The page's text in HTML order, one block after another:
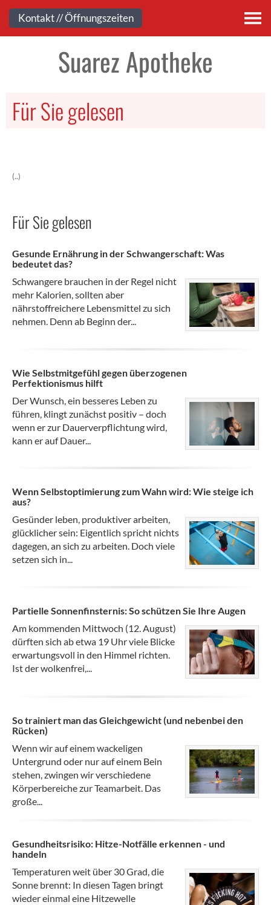
Kontakt
Suarez Apotheke
Für Sie gelesen
(..)
Für Sie gelesen
Gesunde Ernährung in der Schwangerschaft: Was
bedeutet das?
Schwangere brauchen in der Regel nicht
mehr Kalorien, sollten aber
nährstoffreichere Lebensmittel zu sich
nehmen. Denn ab Beginn der...
Wie Selbstmitgefühl gegen überzogenen
Perfektionismus hilft
Der Wunsch, ein besseres Leben zu
führen, klingt zunächst positiv – doch
wenn er zur Dauerverpflichtung wird,
kann er auf Dauer...
Wenn Selbstoptimierung zum Wahn wird: Wie steige ich
aus?
Gesünder leben, produktiver arbeiten,
glücklicher sein: Eigentlich spricht nichts
dagegen, an sich zu arbeiten. Doch viele
setzen sich in...
Partielle Sonnenfinsternis: So schützen Sie Ihre Augen
Am kommenden Mittwoch (12. August)
dürften sich ab etwa 19 Uhr viele Blicke
erwartungsvoll in den Himmel richten.
Ist der wolkenfrei,...
So trainiert man das Gleichgewicht (und nebenbei den
Rücken)
Wenn wir auf einem wackeligen
Untergrund oder nur auf einem Bein
stehen, zwingen wir verschiedene
Körperbereiche zur Teamarbeit. Das
große...
Gesundheitsrisiko: Hitze-Notfälle erkennen - und
handeln
Temperaturen weit über 30 Grad, die
Sonne brennt: In diesen Tagen bringt
wieder einmal eine Hitzewelle
Kontakt // Öffnungszeiten